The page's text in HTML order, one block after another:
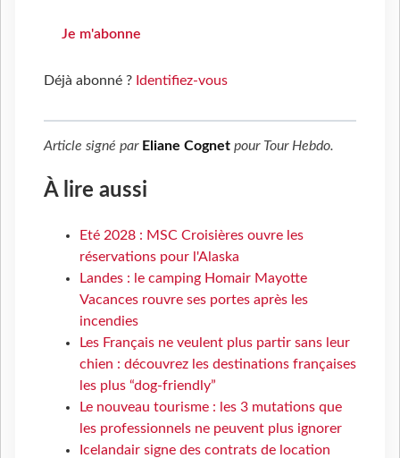
Je m'abonne
Déjà abonné ? Identifiez-vous
Article signé par Eliane Cognet pour Tour Hebdo.
À lire aussi
Eté 2028 : MSC Croisières ouvre les
réservations pour l'Alaska
Landes : le camping Homair Mayotte
Vacances rouvre ses portes après les
incendies
Les Français ne veulent plus partir sans leur
chien : découvrez les destinations françaises
les plus “dog-friendly”
Le nouveau tourisme : les 3 mutations que
les professionnels ne peuvent plus ignorer
Icelandair signe des contrats de location